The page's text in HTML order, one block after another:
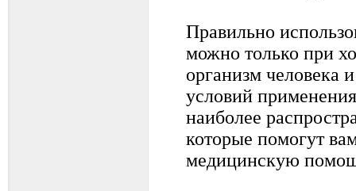
Правильно
можно только при
организм человека
условий
наиболее
которые помогут
медицинскую